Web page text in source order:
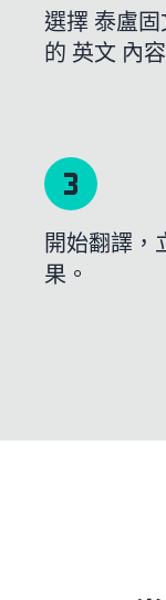
選擇 泰盧
的 英文 內
開始翻譯，
果。